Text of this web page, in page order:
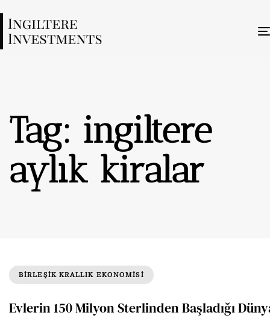
Tag: ingiltere
aylık kiralar
BIRLEŞIK KRALLIK EKONOMISI
Evlerin 150 Milyon Sterlinden Başladığı